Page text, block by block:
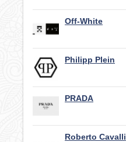
Off-White
Philipp Plein
PRADA
Roberto Cavalli